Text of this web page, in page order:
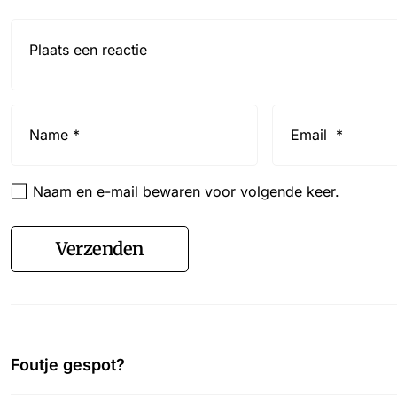
Naam en e-mail bewaren voor volgende keer.
Verzenden
Foutje gespot?